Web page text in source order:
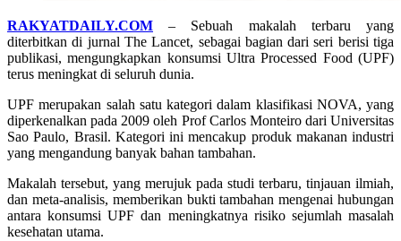
RAKYATDAILY.COM – Sebuah makalah terbaru yang
diterbitkan di jurnal The Lancet, sebagai bagian dari seri berisi tiga
publikasi, mengungkapkan konsumsi Ultra Processed Food (UPF)
terus meningkat di seluruh dunia.
UPF merupakan salah satu kategori dalam klasifikasi NOVA, yang
diperkenalkan pada 2009 oleh Prof Carlos Monteiro dari Universitas
Sao Paulo, Brasil. Kategori ini mencakup produk makanan industri
yang mengandung banyak bahan tambahan.
Makalah tersebut, yang merujuk pada studi terbaru, tinjauan ilmiah,
dan meta-analisis, memberikan bukti tambahan mengenai hubungan
antara konsumsi UPF dan meningkatnya risiko sejumlah masalah
kesehatan utama.